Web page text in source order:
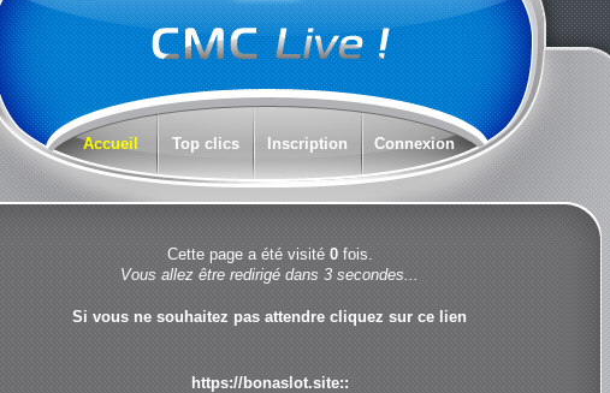
Accueil Top clics Inscription Connexion
Cette page a été visité 0fois.
Vous allez être redirigé dans 3 secondes...
Si vous ne souhaitez pas attendre cliquez sur ce lien
https://bonaslot.site::